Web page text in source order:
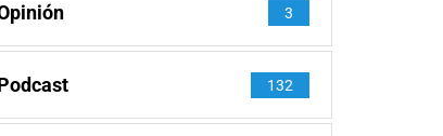
3
132